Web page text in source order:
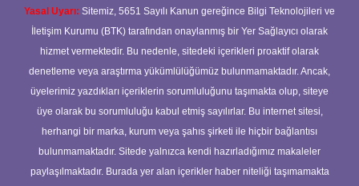
Yasal Uyarı: Sitemiz, 5651 Sayılı Kanun gereğince Bilgi Teknolojileri ve
İletişim Kurumu (BTK) tarafından onaylanmış bir Yer Sağlayıcı olarak
hizmet vermektedir. Bu nedenle, sitedeki içerikleri proaktif olarak
denetleme veya araştırma yükümlülüğümüz bulunmamaktadır. Ancak,
üyelerimiz yazdıkları içeriklerin sorumluluğunu taşımakta olup, siteye
üye olarak bu sorumluluğu kabul etmiş sayılırlar. Bu internet sitesi,
herhangi bir marka, kurum veya şahıs şirketi ile hiçbir bağlantısı
bulunmamaktadır. Sitede yalnızca kendi hazırladığımız makaleler
paylaşılmaktadır. Burada yer alan içerikler haber niteliği taşımamakta